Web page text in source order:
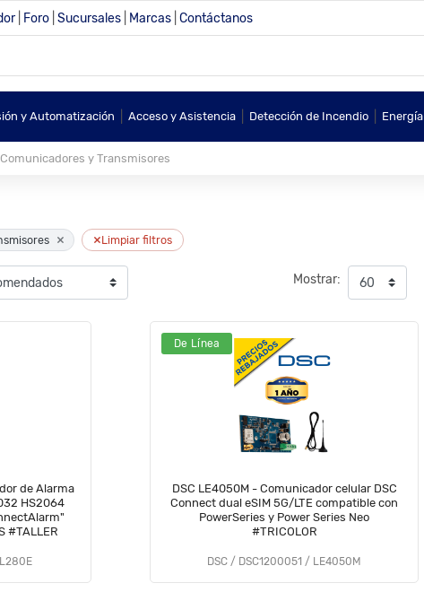
Foro Sucursales Marcas Contáctanos
y Automatización Acceso y Asistencia Detección de Incendio Energía
Comunicadores y Transmisores
× ×Limpiar filtros
Mostrar:
de Alarma
HS2064
#TALLER
De Línea
DSC LE4050M - Comunicador celular DSC
Connect dual eSIM 5G/LTE compatible con
PowerSeries y Power Series Neo
#TRICOLOR
DSC / DSC1200051 / LE4050M